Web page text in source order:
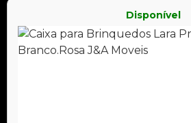
Disponível